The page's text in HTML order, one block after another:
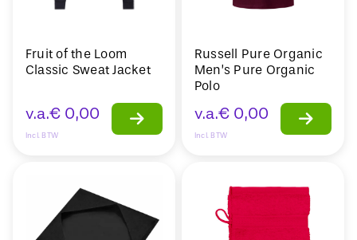
Fruit of the Loom
Classic Sweat Jacket
v.a.€ 0,00
Incl. BTW
Russell Pure Organic
Men’s Pure Organic
Polo
v.a.€ 0,00
Incl. BTW